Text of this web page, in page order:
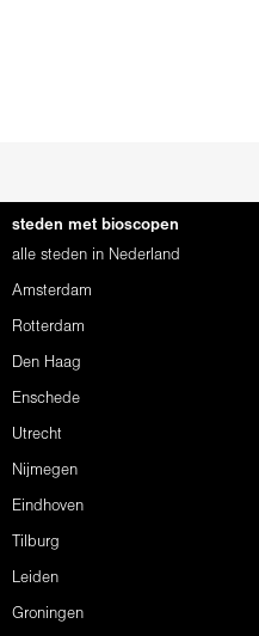
steden met bioscopen
alle steden in Nederland
Amsterdam
Rotterdam
Den Haag
Enschede
Utrecht
Nijmegen
Eindhoven
Tilburg
Leiden
Groningen